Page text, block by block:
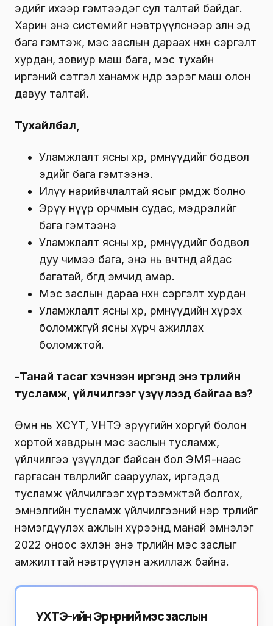
эдийг ихээр гэмтээдэг сул талтай байдаг.
Харин энэ системийг нэвтрүүлснээр зөөлөн эд
бага гэмтэж, мэс заслын дараах нөхөн сэргэлт
хурдан, зовиур маш бага, мэс тухайн
иргэний сэтгэл ханамж өндөр зэрэг маш олон
давуу талтай.
Тухайлбал,
Уламжлалт ясны хөрөө, өрөмнүүдийг бодвол
эдийг бага гэмтээнэ.
Илүү нарийвчлалтай ясыг өрөмдөж болно
Эрүү нүүр орчмын судас, мэдрэлийг
бага гэмтээнэ
Уламжлалт ясны хөрөө, өрөмнүүдийг бодвол
дуу чимээ бага, энэ нь өвчтөнд айдас
багатай, бөгөөд эмчид амар.
Мэс заслын дараа нөхөн сэргэлт хурдан
Уламжлалт ясны хөрөө, өрөмнүүдийн хүрэх
боломжгүй ясны хүрч ажиллах
боломжтой.
-Танай тасаг хэчнээн иргэнд энэ төрлийн
тусламж, үйлчилгээг үзүүлээд байгаа вэ?
Өмнө нь ХСҮТ, УНТЭ эрүүгийн хоргүй болон
хортой хавдрын мэс заслын тусламж,
үйлчилгээ үзүүлдэг байсан бол ЭМЯ-наас
гаргасан төвлөрлийг сааруулах, иргэдэд
тусламж үйлчилгээг хүртээмжтэй болгох,
эмнэлгийн тусламж үйлчилгээний нэр төрлийг
нэмэгдүүлэх ажлын хүрээнд манай эмнэлэг
2022 оноос эхлэн энэ төрлийн мэс заслыг
амжилттай нэвтрүүлэн ажиллаж байна.
УХТЭ-ийн Эрүү нүүрний мэс заслын